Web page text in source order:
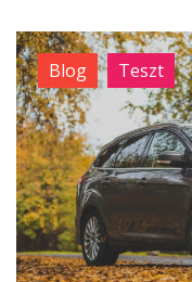
Blog Teszt